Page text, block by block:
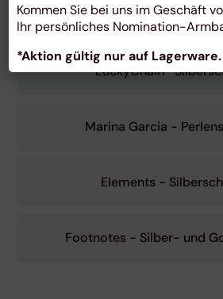
Julie Julsen -
LuckyChain-
Marina Garcia -
Elements -
Footnotes - Silber- und
Kommen Sie bei uns im Geschäft
Ihr persönliches Nomination-
*Aktion gültig nur auf Lagerware.